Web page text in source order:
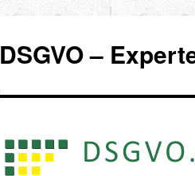
springen
DSGVO –